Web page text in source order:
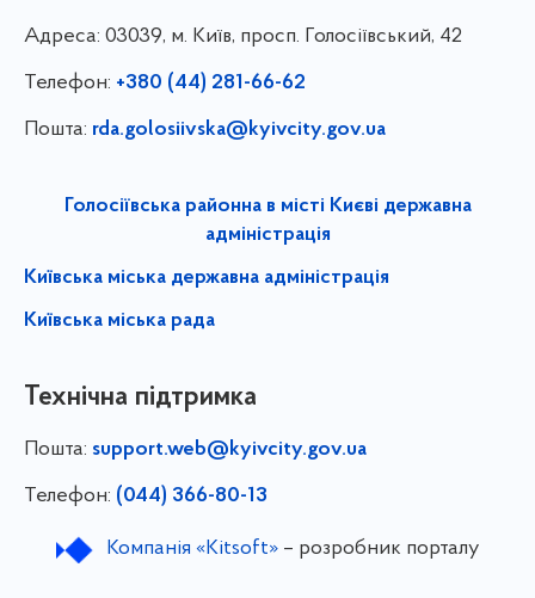
Адреса: 03039, м. Київ, просп. Голосіївський, 42
Телефон: +380 (44) 281-66-62
Пошта: rda.golosiivska@kyivcity.gov.ua
Голосіївська районна в місті Києві державна
адміністрація
Київська міська державна адміністрація
Київська міська рада
Технічна підтримка
Пошта: support.web@kyivcity.gov.ua
Телефон: (044) 366-80-13
Компанія «Kitsoft»– розробник порталу